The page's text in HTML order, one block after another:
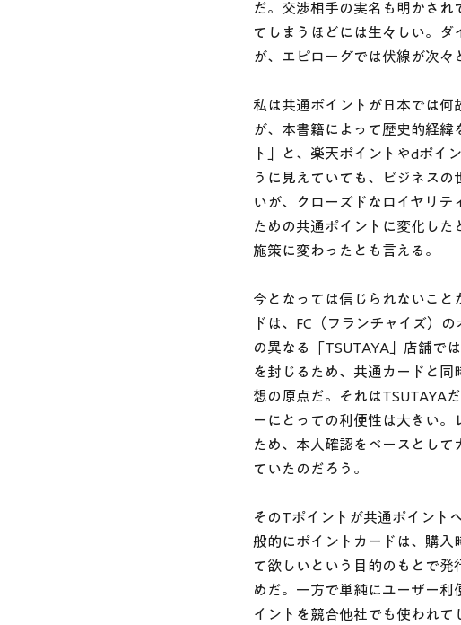
だ。交渉相手の実名も明かさ
てしまうほどには生々しい。
が、エピローグでは伏線が次々
私は共通ポイントが日本では何
が、本書籍によって歴史的経
ト」と、楽天ポイントやdポイ
うに見えていても、ビジネス
いが、クローズドなロイヤリテ
ための共通ポイントに変化し
施策に変わったとも言える。
今となっては信じられないこと
ドは、FC（フランチャイズ）
の異なる「TSUTAYA」店舗で
を封じるため、共通カードと
想の原点だ。それはTSUTAYA
ーにとっての利便性は大きい。
ため、本人確認をベースとし
ていたのだろう。
そのTポイントが共通ポイント
般的にポイントカードは、購入
て欲しいという目的のもとで発
めだ。一方で単純にユーザー
イントを競合他社でも使われ